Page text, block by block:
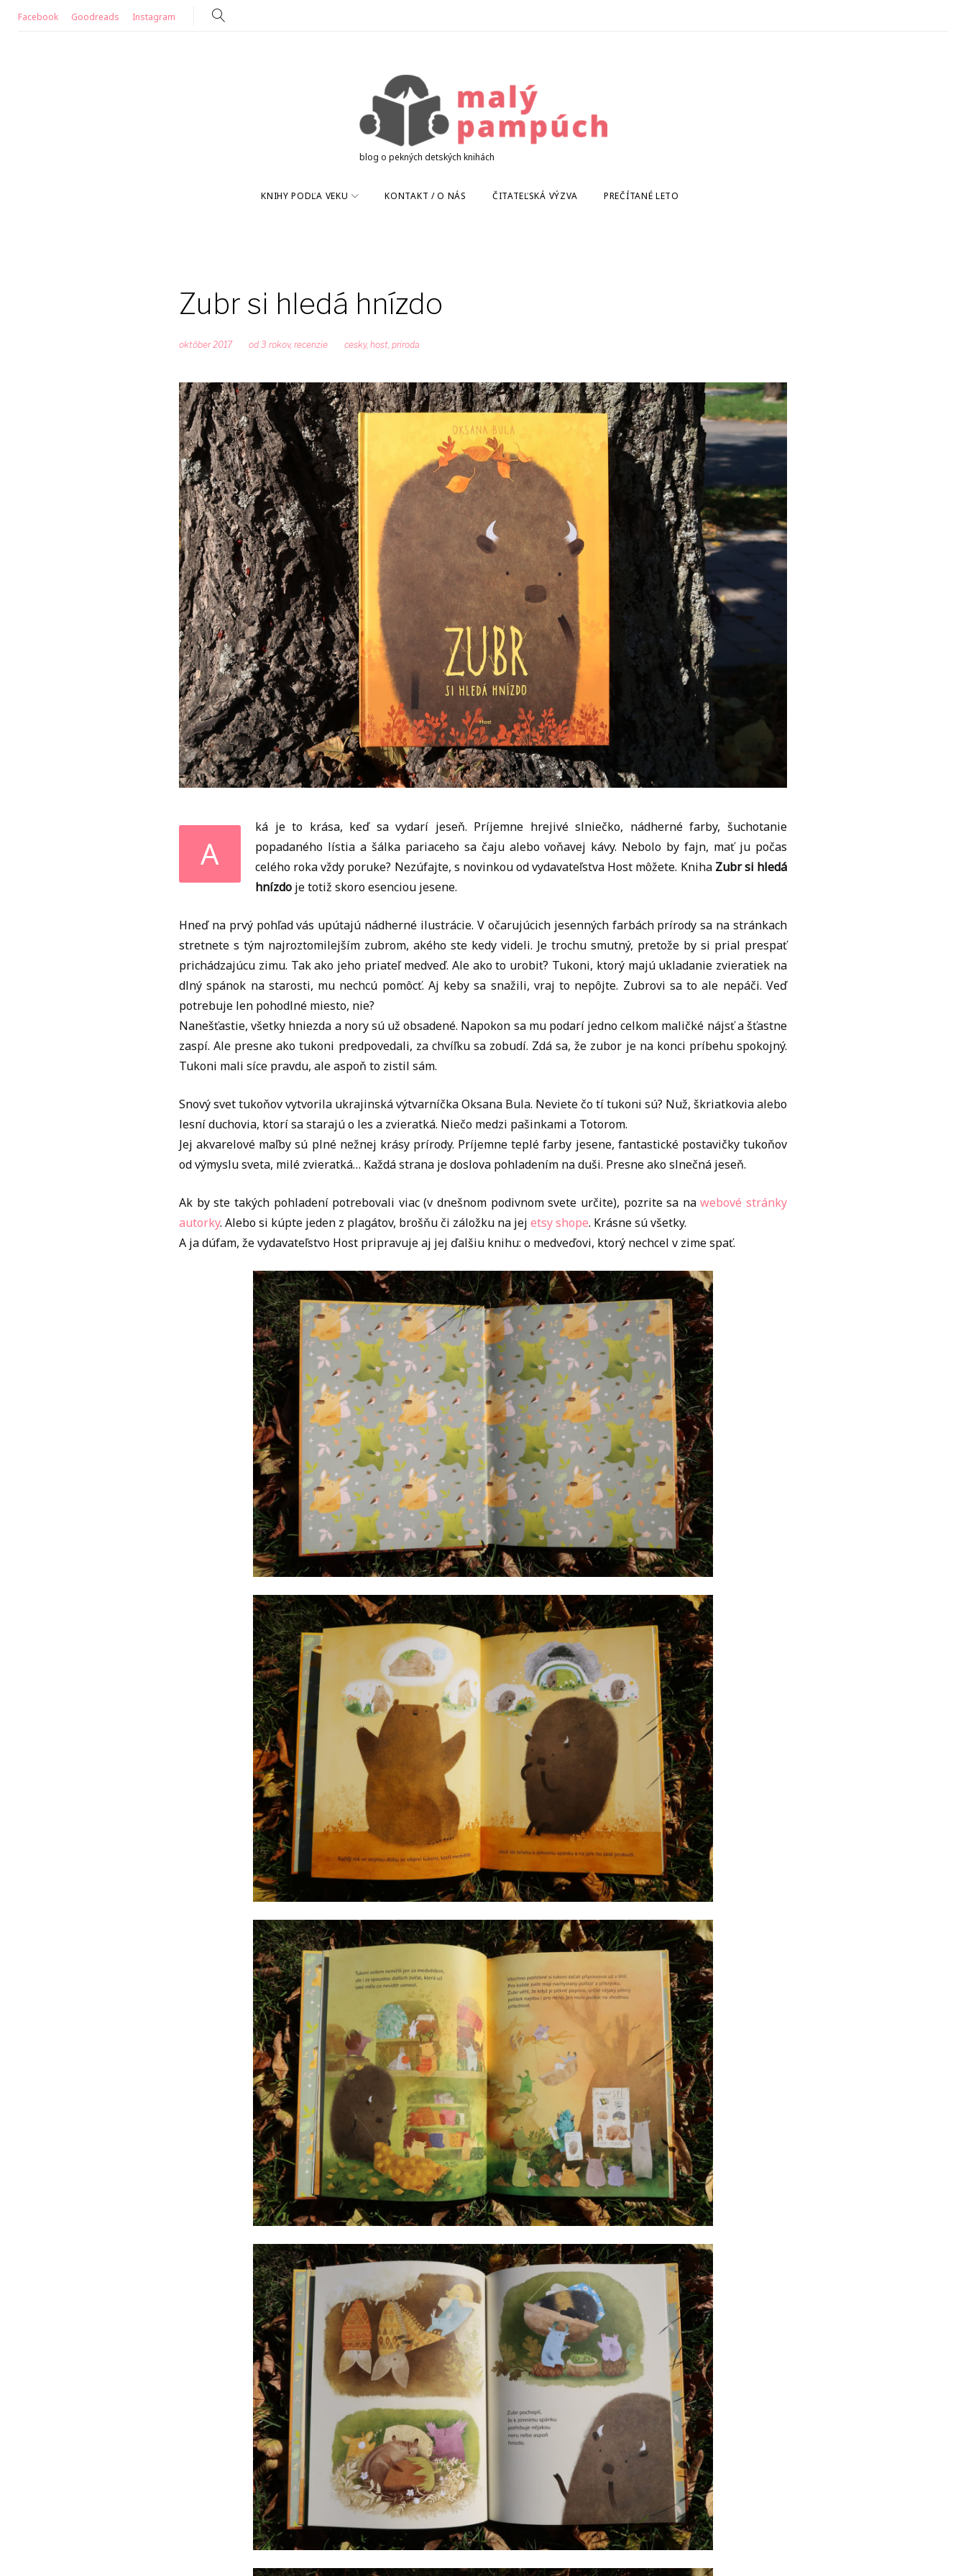
Facebook Goodreads Instagram
blog o pekných detských knihách
KNIHY PODĽA VEKU KONTAKT / O NÁS ČITATEĽSKÁ VÝZVA PREČÍTANÉ LETO
Zubr si hledá hnízdo
október 2017 od 3 rokov, recenzie cesky, host, priroda
A
ká je to krása, keď sa vydarí jeseň. Príjemne hrejivé slniečko, nádherné farby, šuchotanie
popadaného lístia a šálka pariaceho sa čaju alebo voňavej kávy. Nebolo by fajn, mať ju počas
celého roka vždy poruke? Nezúfajte, s novinkou od vydavateľstva Host môžete. Kniha Zubr si hledá
hnízdo je totiž skoro esenciou jesene.
Hneď na prvý pohľad vás upútajú nádherné ilustrácie. V očarujúcich jesenných farbách prírody sa na stránkach
stretnete s tým najroztomilejším zubrom, akého ste kedy videli. Je trochu smutný, pretože by si prial prespať
prichádzajúcu zimu. Tak ako jeho priateľ medveď. Ale ako to urobiť? Tukoni, ktorý majú ukladanie zvieratiek na
dlný spánok na starosti, mu nechcú pomôcť. Aj keby sa snažili, vraj to nepôjte. Zubrovi sa to ale nepáči. Veď
potrebuje len pohodlné miesto, nie?
Nanešťastie, všetky hniezda a nory sú už obsadené. Napokon sa mu podarí jedno celkom maličké nájsť a šťastne
zaspí. Ale presne ako tukoni predpovedali, za chvíľku sa zobudí. Zdá sa, že zubor je na konci príbehu spokojný.
Tukoni mali síce pravdu, ale aspoň to zistil sám.
Snový svet tukoňov vytvorila ukrajinská výtvarníčka Oksana Bula. Neviete čo tí tukoni sú? Nuž, škriatkovia alebo
lesní duchovia, ktorí sa starajú o les a zvieratká. Niečo medzi pašinkami a Totorom.
Jej akvarelové maľby sú plné nežnej krásy prírody. Príjemne teplé farby jesene, fantastické postavičky tukoňov
od výmyslu sveta, milé zvieratká… Každá strana je doslova pohladením na duši. Presne ako slnečná jeseň.
Ak by ste takých pohladení potrebovali viac (v dnešnom podivnom svete určite), pozrite sa nawebové stránky
autorky. Alebo si kúpte jeden z plagátov, brošňu či záložku na jej etsy shope. Krásne sú všetky.
A ja dúfam, že vydavateľstvo Host pripravuje aj jej ďalšiu knihu: o medveďovi, ktorý nechcel v zime spať.